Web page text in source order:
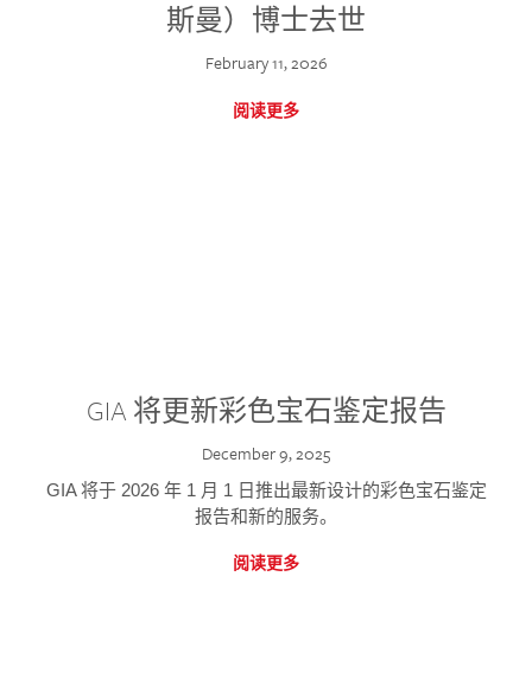
斯曼）博士去世
February 11, 2026
阅读更多
GIA 将更新彩色宝石鉴定报告
December 9, 2025
GIA 将于 2026 年 1 月 1 日推出最新设计的彩色宝石鉴定
报告和新的服务。
阅读更多